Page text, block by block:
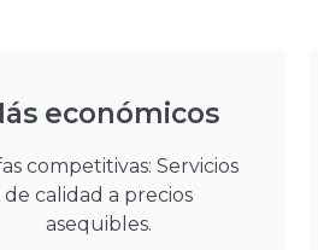
económicos
competitivas: Servicios
de calidad a precios
asequibles.